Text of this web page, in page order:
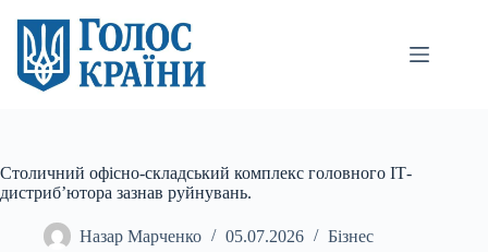
вмісту
Столичний офісно-складський комплекс головного ІТ-
дистриб’ютора зазнав руйнувань.
Назар Марченко 05.07.2026 Бізнес